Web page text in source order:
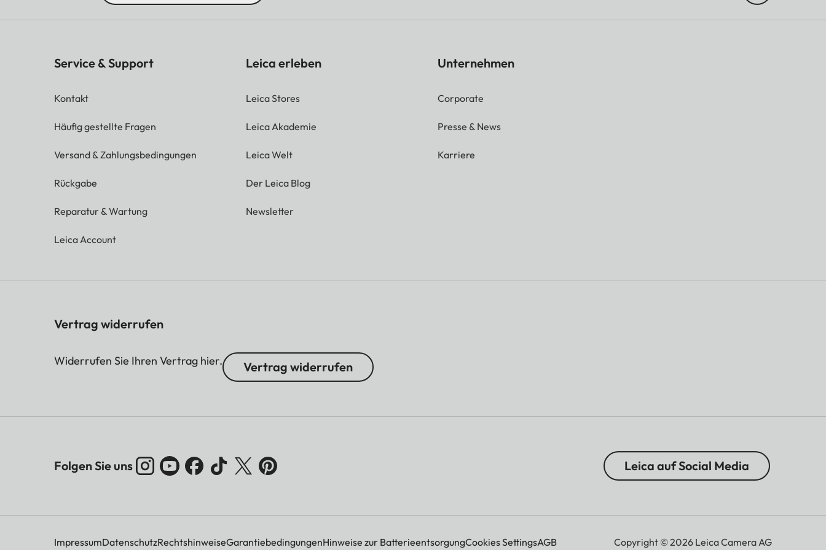
Service & Support
Kontakt
Häufig gestellte Fragen
Versand & Zahlungsbedingungen
Rückgabe
Reparatur & Wartung
Leica Account
Leica erleben
Leica Stores
Leica Akademie
Leica Welt
Der Leica Blog
Newsletter
Unternehmen
Corporate
Presse & News
Karriere
Vertrag widerrufen
Widerrufen Sie Ihren Vertrag hier. Vertrag widerrufen
Folgen Sie uns Leica auf Social Media
ImpressumDatenschutzRechtshinweiseGarantiebedingungenHinweise zur BatterieentsorgungCookies SettingsAGB Copyright © 2026 Leica Camera AG